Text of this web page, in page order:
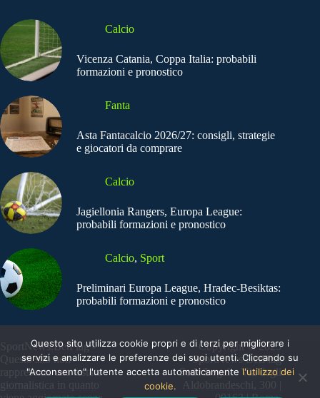
Calcio
Vicenza Catania, Coppa Italia: probabili
formazioni e pronostico
Fanta
Asta Fantacalcio 2026/27: consigli, strategie
e giocatori da comprare
Calcio
Jagiellonia Rangers, Europa League:
probabili formazioni e pronostico
Calcio, Sport
Preliminari Europa League, Hradec-Besiktas:
probabili formazioni e pronostico
SportNews.BetFlag -
Questo sito non
rappresenta una testata
giornalistica in quanto
Copyright © 2025
SportNews BetFlag
Sede Legale: Via degli
Aldobrandeschi, 300 |
Questo sito utilizza cookie propri e di terzi per migliorare i
servizi e analizzare le preferenze dei suoi utenti. Cliccando su
"Acconsento" l'utente accetta automaticamente l'utilizzo dei
cookie.